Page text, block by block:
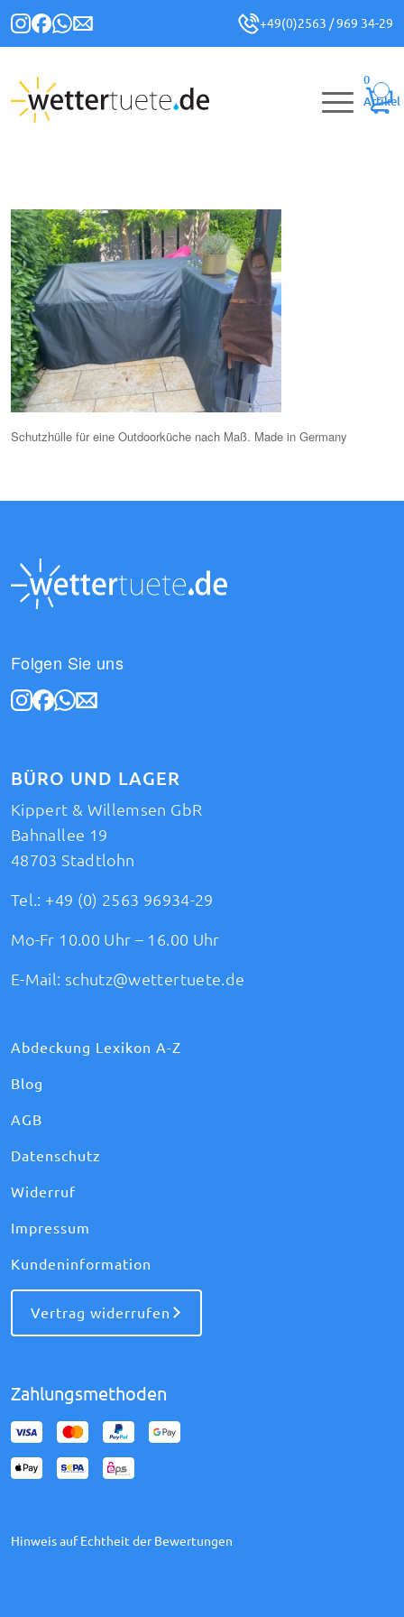
+49(0)2563 / 969 34-29
0
Artikel
Schutzhülle für eine Outdoorküche nach Maß. Made in Germany
Folgen Sie uns
BÜRO UND LAGER
Kippert & Willemsen GbR
Bahnallee 19
48703 Stadtlohn
Tel.: +49 (0) 2563 96934-29
Mo-Fr 10.00 Uhr – 16.00 Uhr
E-Mail: schutz@wettertuete.de
Abdeckung Lexikon A-Z
Blog
AGB
Datenschutz
Widerruf
Impressum
Kundeninformation
Vertrag widerrufen
Zahlungsmethoden
Hinweis auf Echtheit der Bewertungen